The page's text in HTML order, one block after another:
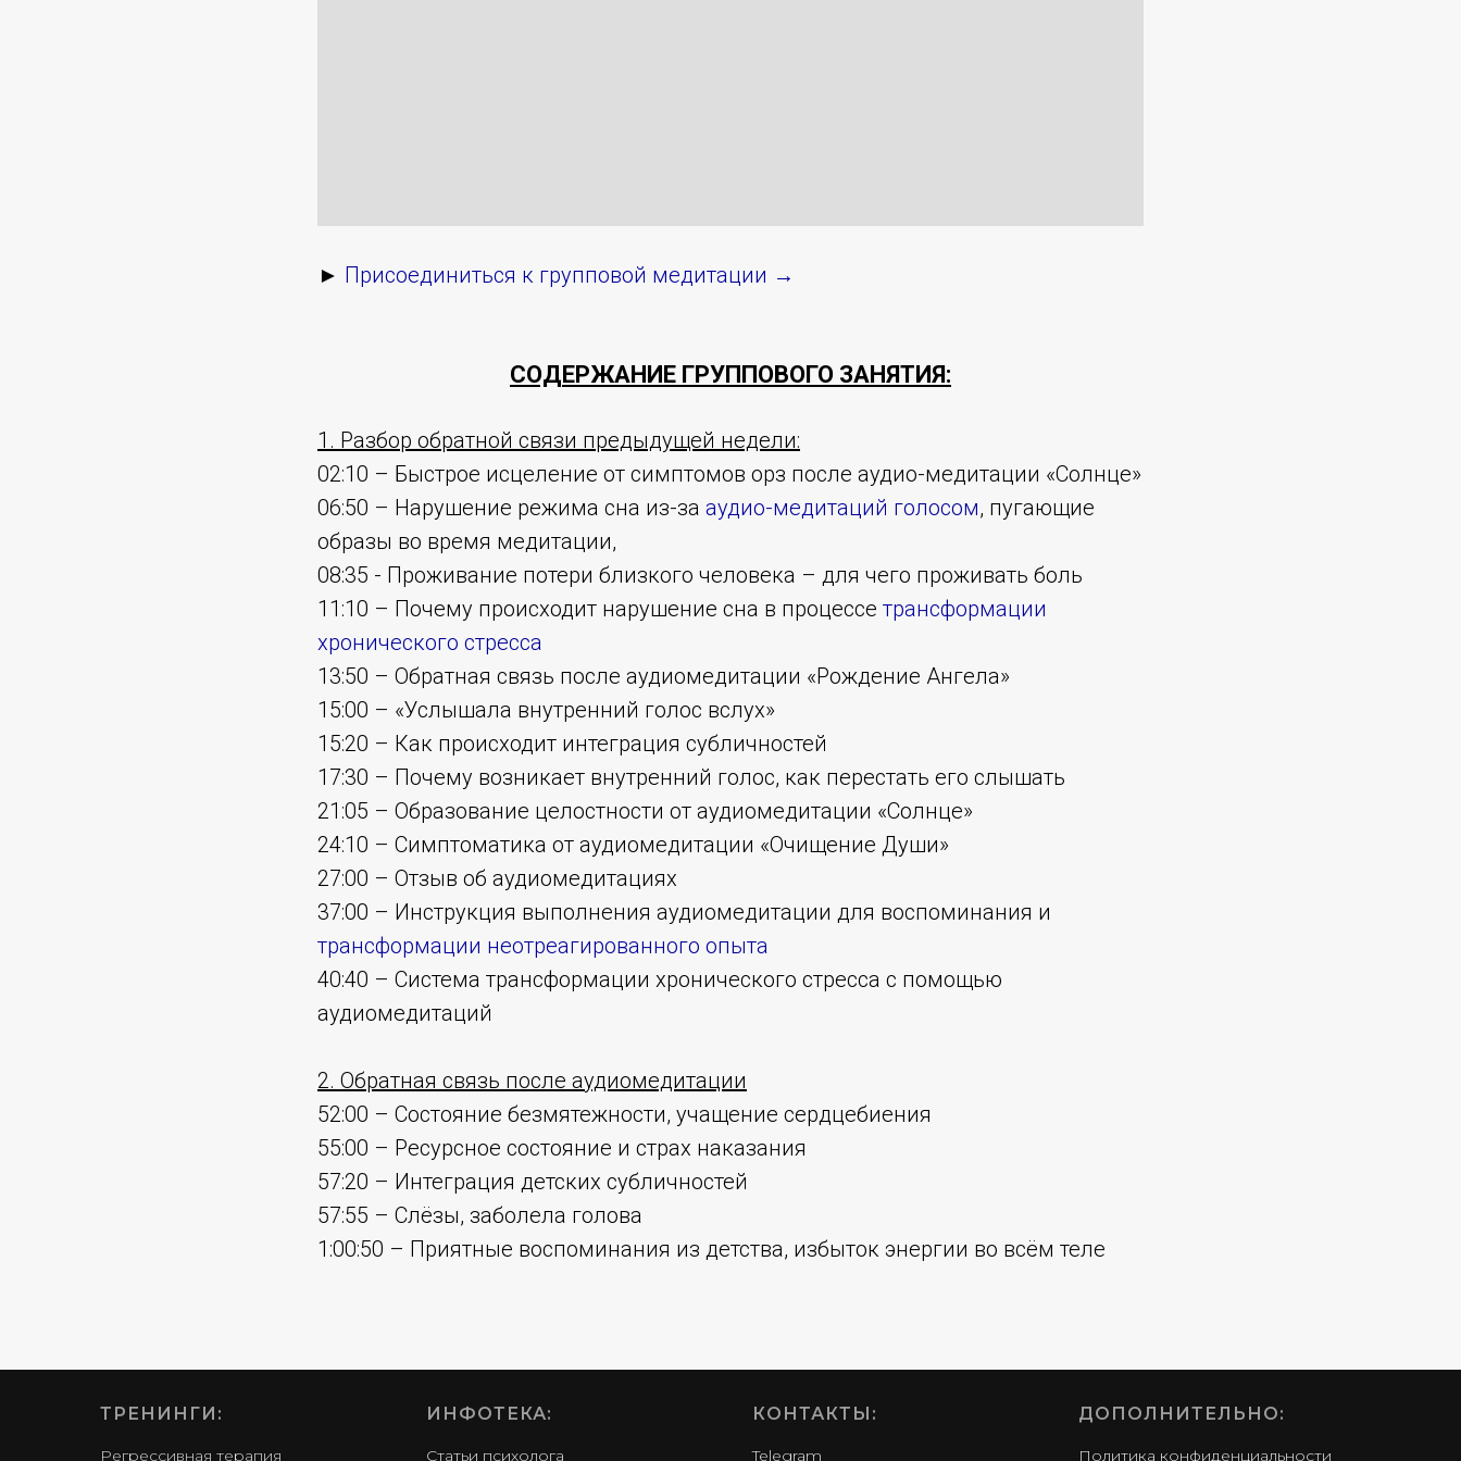
► Присоединиться к групповой медитации →
СОДЕРЖАНИЕ ГРУППОВОГО ЗАНЯТИЯ:
1. Разбор обратной связи предыдущей недели:
02:10 – Быстрое исцеление от симптомов орз после аудио-медитации «Солнце»
06:50 – Нарушение режима сна из-за аудио-медитаций голосом, пугающие
образы во время медитации,
08:35 - Проживание потери близкого человека – для чего проживать боль
11:10 – Почему происходит нарушение сна в процессе трансформации
хронического стресса
13:50 – Обратная связь после аудиомедитации «Рождение Ангела»
15:00 – «Услышала внутренний голос вслух»
15:20 – Как происходит интеграция субличностей
17:30 – Почему возникает внутренний голос, как перестать его слышать
21:05 – Образование целостности от аудиомедитации «Солнце»
24:10 – Симптоматика от аудиомедитации «Очищение Души»
27:00 – Отзыв об аудиомедитациях
37:00 – Инструкция выполнения аудиомедитации для воспоминания и
трансформации неотреагированного опыта
40:40 – Система трансформации хронического стресса с помощью
аудиомедитаций
2. Обратная связь после аудиомедитации
52:00 – Состояние безмятежности, учащение сердцебиения
55:00 – Ресурсное состояние и страх наказания
57:20 – Интеграция детских субличностей
57:55 – Слёзы, заболела голова
1:00:50 – Приятные воспоминания из детства, избыток энергии во всём теле
ТРЕНИНГИ:
Регрессивная терапия
ИНФОТЕКА:
Статьи психолога
КОНТАКТЫ:
Telegram
ДОПОЛНИТЕЛЬНО:
Политика конфиденциальности